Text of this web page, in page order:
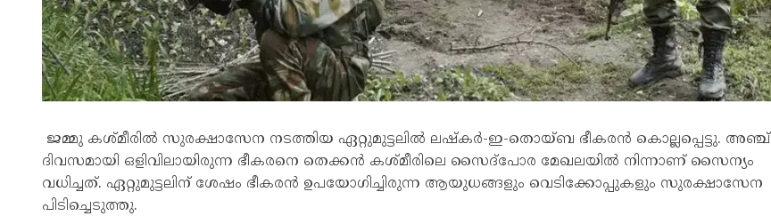
ജമ്മു കശ്മീരിൽ സുരക്ഷാസേന നടത്തിയ ഏറ്റുമുട്ടലിൽ ലഷ്കർ-ഇ-തൊയ്ബ ഭീകരൻ കൊല്ലപ്പെട്ടു. അഞ്ച്
ദിവസമായി ഒളിവിലായിരുന്ന ഭീകരനെ തെക്കൻ കശ്മീരിലെ സൈദ്‌പോര മേഖലയിൽ നിന്നാണ് സൈന്യം
വധിച്ചത്. ഏറ്റുമുട്ടലിന് ശേഷം ഭീകരൻ ഉപയോഗിച്ചിരുന്ന ആയുധങ്ങളും വെടിക്കോപ്പുകളും സുരക്ഷാസേന
പിടിച്ചെടുത്തു.